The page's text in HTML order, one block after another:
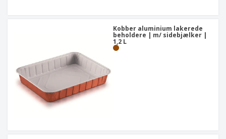
Kobber aluminium lakerede
beholdere | m/ sidebjælker |
1,2 L